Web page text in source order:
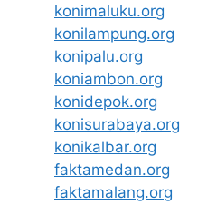
konimaluku.org
konilampung.org
konipalu.org
koniambon.org
konidepok.org
konisurabaya.org
konikalbar.org
faktamedan.org
faktamalang.org